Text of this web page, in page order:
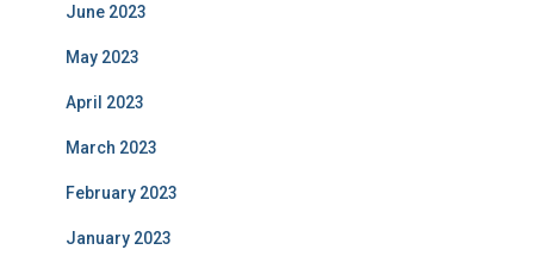
June 2023
May 2023
April 2023
March 2023
February 2023
January 2023